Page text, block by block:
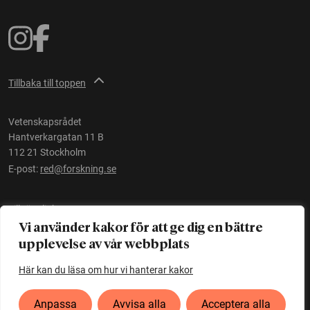
Vi använder kakor för att ge dig en bättre
upplevelse av vår webbplats
Här kan du läsa om hur vi hanterar kakor
Anpassa Avvisa alla Acceptera alla
Tillbaka till toppen
Vetenskapsrådet
Hantverkargatan 11 B
112 21 Stockholm
E-post: red@forskning.se
Tillgänglighet
Ett initiativ avVetenskapsrådet